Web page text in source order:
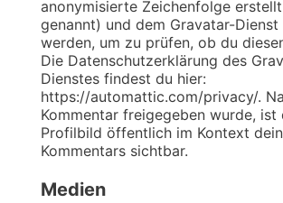
anonymisierte Zeichenfolge
genannt) und dem Gravatar-
werden, um zu prüfen, ob du
Die Datenschutzerklärung des
Dienstes findest du hier:
https://automattic.com/privacy/.
Kommentar freigegeben wurde, ist
Profilbild öffentlich im Kontext
Kommentars sichtbar.
Medien